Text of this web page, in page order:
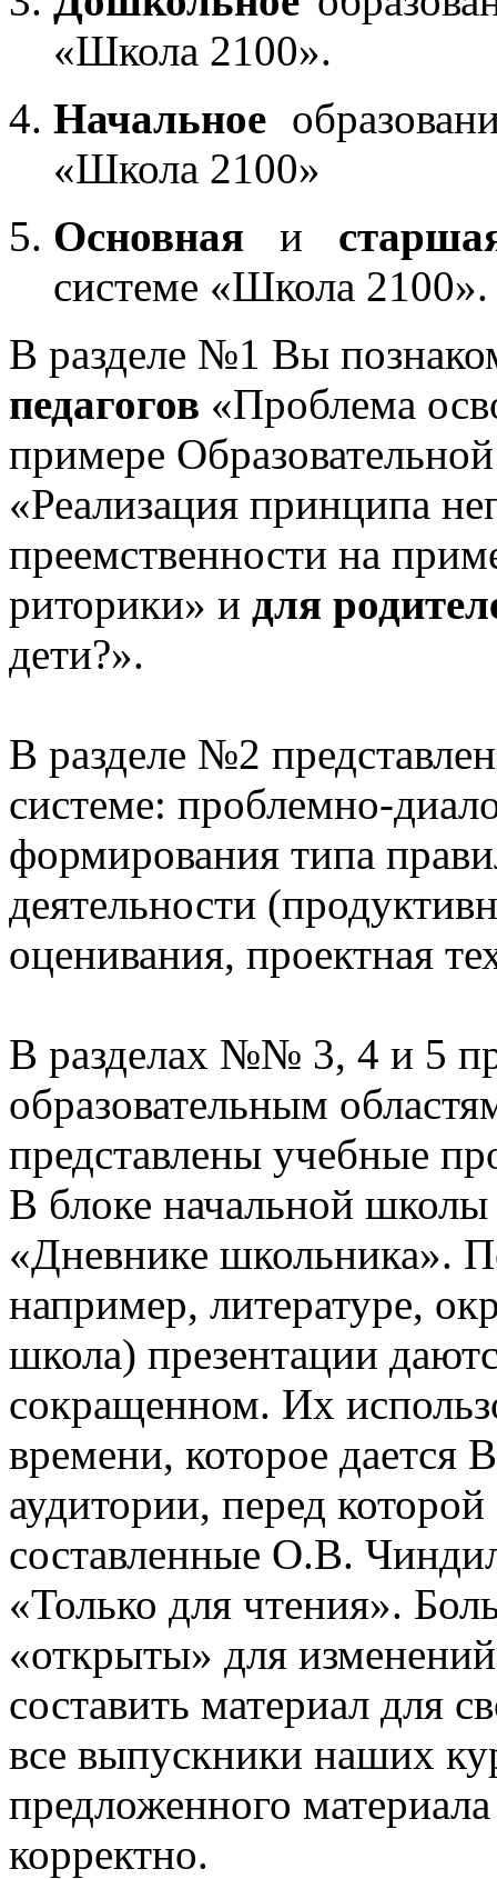
«Школа 2100».
Начальное
«Школа 2100»
Основная и
системе «Школа 2100».
В разделе №1 Вы
педагогов «Проблема
примере
«Реализация принципа
преемственности на
риторики» и для
дети?».
В разделе №2
системе: проблемно-
формирования типа
деятельности
оценивания, проектная
В разделах №№ 3, 4 и 5
образовательным
представлены учебные
В блоке начальной
«Дневнике школьника».
например, литературе,
школа) презентации
сокращенном. Их
времени, которое дается
аудитории, перед
составленные О.В.
«Только для чтения».
«открыты» для
составить материал для
все выпускники наших
предложенного
корректно.